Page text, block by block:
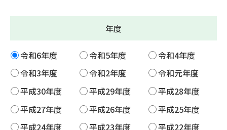
年度
令和6年度 令和5年度
令和4年度
令和3年度
令和2年度
令和元年度
平成30年度
平成29年度
平成28年度
平成27年度
平成26年度
平成25年度
平成24年度
平成23年度
平成22年度